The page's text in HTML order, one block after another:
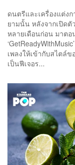
ดนตรีและเครื่องแต่ง
ยามนั้น หลังจากเปิดตั
หลายเดือนก่อน มาตอ
เพลงให้เข้ากับสไตล์
เป็นฟีเจอร...